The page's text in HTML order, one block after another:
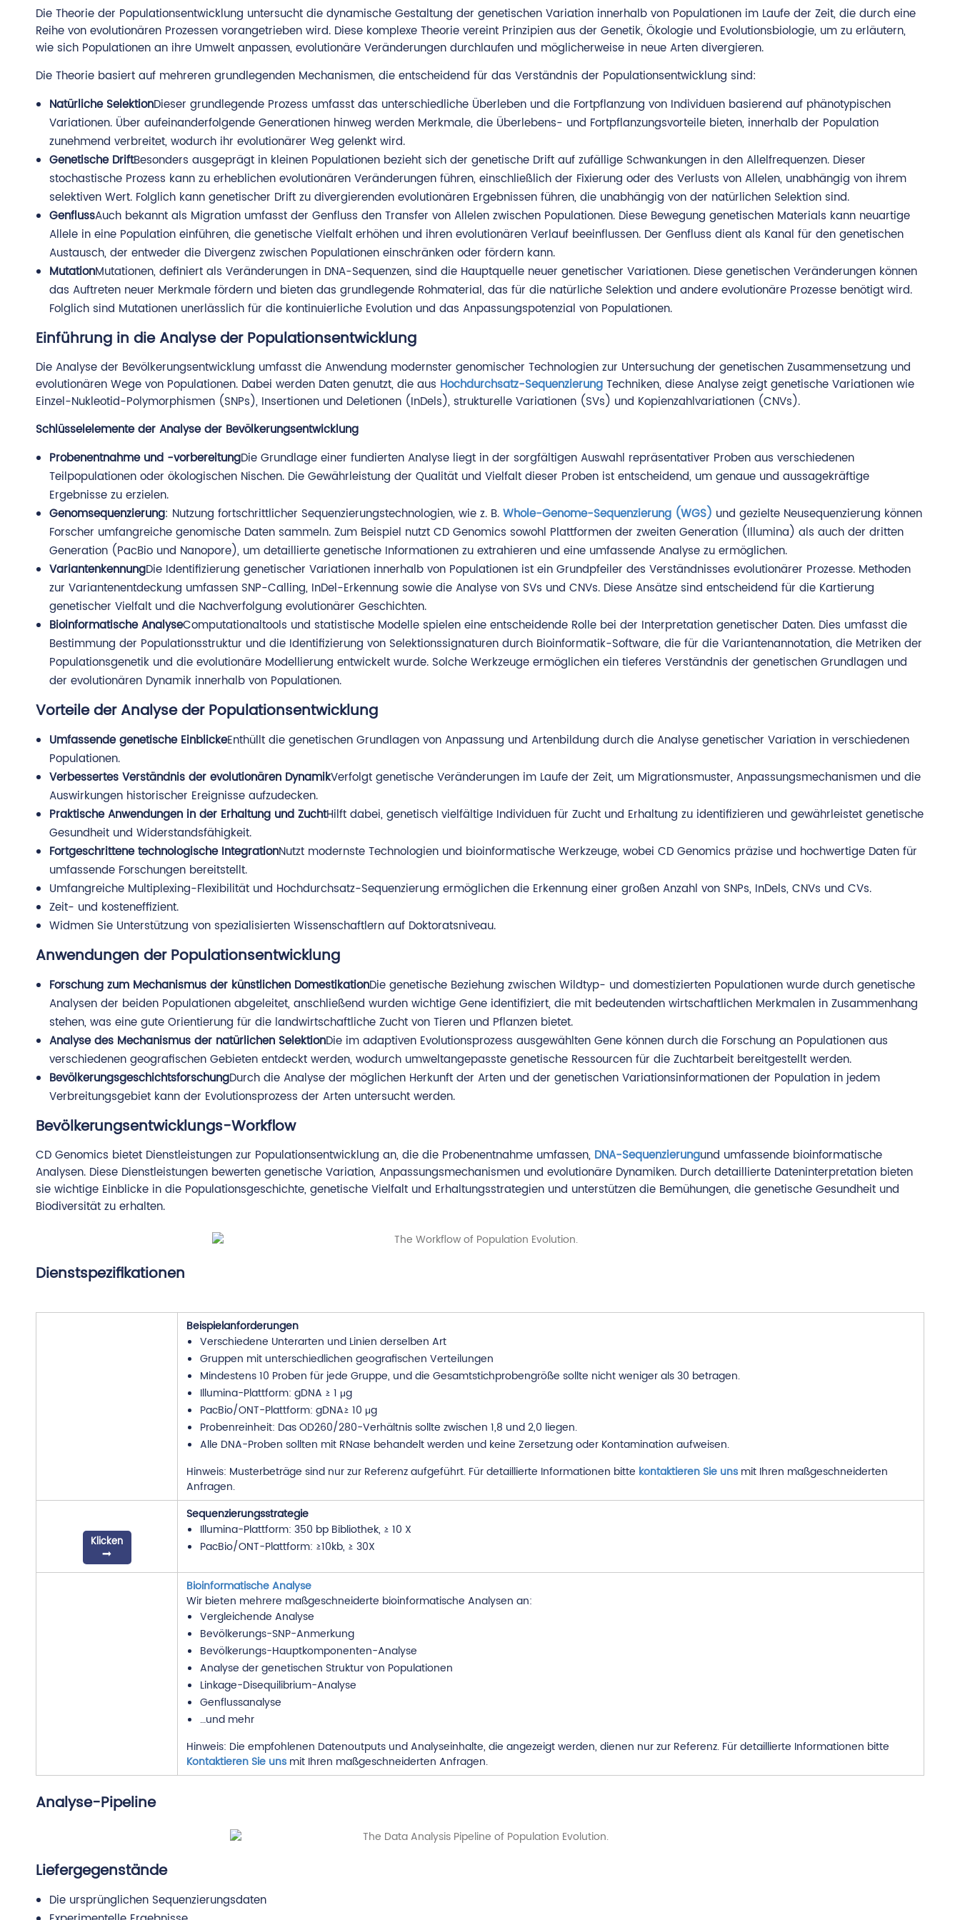
Die Theorie der Populationsentwicklung untersucht die dynamische Gestaltung der genetischen Variation innerhalb von Populationen im Laufe der Zeit, die durch eine
Reihe von evolutionären Prozessen vorangetrieben wird. Diese komplexe Theorie vereint Prinzipien aus der Genetik, Ökologie und Evolutionsbiologie, um zu erläutern,
wie sich Populationen an ihre Umwelt anpassen, evolutionäre Veränderungen durchlaufen und möglicherweise in neue Arten divergieren.
Die Theorie basiert auf mehreren grundlegenden Mechanismen, die entscheidend für das Verständnis der Populationsentwicklung sind:
Natürliche SelektionDieser grundlegende Prozess umfasst das unterschiedliche Überleben und die Fortpflanzung von Individuen basierend auf phänotypischen
Variationen. Über aufeinanderfolgende Generationen hinweg werden Merkmale, die Überlebens- und Fortpflanzungsvorteile bieten, innerhalb der Population
zunehmend verbreitet, wodurch ihr evolutionärer Weg gelenkt wird.
Genetische DriftBesonders ausgeprägt in kleinen Populationen bezieht sich der genetische Drift auf zufällige Schwankungen in den Allelfrequenzen. Dieser
stochastische Prozess kann zu erheblichen evolutionären Veränderungen führen, einschließlich der Fixierung oder des Verlusts von Allelen, unabhängig von ihrem
selektiven Wert. Folglich kann genetischer Drift zu divergierenden evolutionären Ergebnissen führen, die unabhängig von der natürlichen Selektion sind.
GenflussAuch bekannt als Migration umfasst der Genfluss den Transfer von Allelen zwischen Populationen. Diese Bewegung genetischen Materials kann neuartige
Allele in eine Population einführen, die genetische Vielfalt erhöhen und ihren evolutionären Verlauf beeinflussen. Der Genfluss dient als Kanal für den genetischen
Austausch, der entweder die Divergenz zwischen Populationen einschränken oder fördern kann.
MutationMutationen, definiert als Veränderungen in DNA-Sequenzen, sind die Hauptquelle neuer genetischer Variationen. Diese genetischen Veränderungen können
das Auftreten neuer Merkmale fördern und bieten das grundlegende Rohmaterial, das für die natürliche Selektion und andere evolutionäre Prozesse benötigt wird.
Folglich sind Mutationen unerlässlich für die kontinuierliche Evolution und das Anpassungspotenzial von Populationen.
Einführung in die Analyse der Populationsentwicklung
Die Analyse der Bevölkerungsentwicklung umfasst die Anwendung modernster genomischer Technologien zur Untersuchung der genetischen Zusammensetzung und
evolutionären Wege von Populationen. Dabei werden Daten genutzt, die aus Hochdurchsatz-Sequenzierung Techniken, diese Analyse zeigt genetische Variationen wie
Einzel-Nukleotid-Polymorphismen (SNPs), Insertionen und Deletionen (InDels), strukturelle Variationen (SVs) und Kopienzahlvariationen (CNVs).
Schlüsselelemente der Analyse der Bevölkerungsentwicklung
Probenentnahme und -vorbereitungDie Grundlage einer fundierten Analyse liegt in der sorgfältigen Auswahl repräsentativer Proben aus verschiedenen
Teilpopulationen oder ökologischen Nischen. Die Gewährleistung der Qualität und Vielfalt dieser Proben ist entscheidend, um genaue und aussagekräftige
Ergebnisse zu erzielen.
Genomsequenzierung: Nutzung fortschrittlicher Sequenzierungstechnologien, wie z. B. Whole-Genome-Sequenzierung (WGS) und gezielte Neusequenzierung können
Forscher umfangreiche genomische Daten sammeln. Zum Beispiel nutzt CD Genomics sowohl Plattformen der zweiten Generation (Illumina) als auch der dritten
Generation (PacBio und Nanopore), um detaillierte genetische Informationen zu extrahieren und eine umfassende Analyse zu ermöglichen.
VariantenkennungDie Identifizierung genetischer Variationen innerhalb von Populationen ist ein Grundpfeiler des Verständnisses evolutionärer Prozesse. Methoden
zur Variantenentdeckung umfassen SNP-Calling, InDel-Erkennung sowie die Analyse von SVs und CNVs. Diese Ansätze sind entscheidend für die Kartierung
genetischer Vielfalt und die Nachverfolgung evolutionärer Geschichten.
Bioinformatische AnalyseComputationaltools und statistische Modelle spielen eine entscheidende Rolle bei der Interpretation genetischer Daten. Dies umfasst die
Bestimmung der Populationsstruktur und die Identifizierung von Selektionssignaturen durch Bioinformatik-Software, die für die Variantenannotation, die Metriken der
Populationsgenetik und die evolutionäre Modellierung entwickelt wurde. Solche Werkzeuge ermöglichen ein tieferes Verständnis der genetischen Grundlagen und
der evolutionären Dynamik innerhalb von Populationen.
Vorteile der Analyse der Populationsentwicklung
Umfassende genetische EinblickeEnthüllt die genetischen Grundlagen von Anpassung und Artenbildung durch die Analyse genetischer Variation in verschiedenen
Populationen.
Verbessertes Verständnis der evolutionären DynamikVerfolgt genetische Veränderungen im Laufe der Zeit, um Migrationsmuster, Anpassungsmechanismen und die
Auswirkungen historischer Ereignisse aufzudecken.
Praktische Anwendungen in der Erhaltung und ZuchtHilft dabei, genetisch vielfältige Individuen für Zucht und Erhaltung zu identifizieren und gewährleistet genetische
Gesundheit und Widerstandsfähigkeit.
Fortgeschrittene technologische IntegrationNutzt modernste Technologien und bioinformatische Werkzeuge, wobei CD Genomics präzise und hochwertige Daten für
umfassende Forschungen bereitstellt.
Umfangreiche Multiplexing-Flexibilität und Hochdurchsatz-Sequenzierung ermöglichen die Erkennung einer großen Anzahl von SNPs, InDels, CNVs und CVs.
Zeit- und kosteneffizient.
Widmen Sie Unterstützung von spezialisierten Wissenschaftlern auf Doktoratsniveau.
Anwendungen der Populationsentwicklung
Forschung zum Mechanismus der künstlichen DomestikationDie genetische Beziehung zwischen Wildtyp- und domestizierten Populationen wurde durch genetische
Analysen der beiden Populationen abgeleitet, anschließend wurden wichtige Gene identifiziert, die mit bedeutenden wirtschaftlichen Merkmalen in Zusammenhang
stehen, was eine gute Orientierung für die landwirtschaftliche Zucht von Tieren und Pflanzen bietet.
Analyse des Mechanismus der natürlichen SelektionDie im adaptiven Evolutionsprozess ausgewählten Gene können durch die Forschung an Populationen aus
verschiedenen geografischen Gebieten entdeckt werden, wodurch umweltangepasste genetische Ressourcen für die Zuchtarbeit bereitgestellt werden.
BevölkerungsgeschichtsforschungDurch die Analyse der möglichen Herkunft der Arten und der genetischen Variationsinformationen der Population in jedem
Verbreitungsgebiet kann der Evolutionsprozess der Arten untersucht werden.
Bevölkerungsentwicklungs-Workflow
CD Genomics bietet Dienstleistungen zur Populationsentwicklung an, die die Probenentnahme umfassen, DNA-Sequenzierungund umfassende bioinformatische
Analysen. Diese Dienstleistungen bewerten genetische Variation, Anpassungsmechanismen und evolutionäre Dynamiken. Durch detaillierte Dateninterpretation bieten
sie wichtige Einblicke in die Populationsgeschichte, genetische Vielfalt und Erhaltungsstrategien und unterstützen die Bemühungen, die genetische Gesundheit und
Biodiversität zu erhalten.
Dienstspezifikationen
Beispielanforderungen
Verschiedene Unterarten und Linien derselben Art
Gruppen mit unterschiedlichen geografischen Verteilungen
Mindestens 10 Proben für jede Gruppe, und die Gesamtstichprobengröße sollte nicht weniger als 30 betragen.
Illumina-Plattform: gDNA ≥ 1 μg
PacBio/ONT-Plattform: gDNA≥ 10 μg
Probenreinheit: Das OD260/280-Verhältnis sollte zwischen 1,8 und 2,0 liegen.
Alle DNA-Proben sollten mit RNase behandelt werden und keine Zersetzung oder Kontamination aufweisen.
Hinweis: Musterbeträge sind nur zur Referenz aufgeführt. Für detaillierte Informationen bitte kontaktieren Sie unsmit Ihren maßgeschneiderten
Anfragen.
Klicken
Sequenzierungsstrategie
Illumina-Plattform: 350 bp Bibliothek, ≥ 10 X
PacBio/ONT-Plattform: ≥10kb, ≥ 30X
Bioinformatische Analyse
Wir bieten mehrere maßgeschneiderte bioinformatische Analysen an:
Vergleichende Analyse
Bevölkerungs-SNP-Anmerkung
Bevölkerungs-Hauptkomponenten-Analyse
Analyse der genetischen Struktur von Populationen
Linkage-Disequilibrium-Analyse
Genflussanalyse
…und mehr
Hinweis: Die empfohlenen Datenoutputs und Analyseinhalte, die angezeigt werden, dienen nur zur Referenz. Für detaillierte Informationen bitte
Kontaktieren Sie unsmit Ihren maßgeschneiderten Anfragen.
Analyse-Pipeline
Liefergegenstände
Die ursprünglichen Sequenzierungsdaten